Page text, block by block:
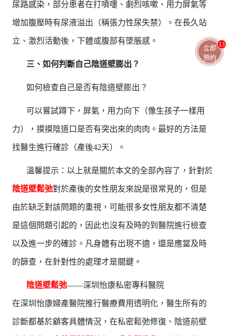
尿路感染，部分患者在打噴嚏、劇烈咳嗽、用力屏氣等
增加腹壓時有尿液溢出（稱張力性尿失禁）。在長久站
立、激烈活動後，下體或腹部有墜脹感。
三、如何判斷自己陰道壁膨出？
如何檢查自己是否有陰道壁膨出？
可以嘗試蹲下，屏氣，用力向下（像生孩子一樣用
力），摸摸陰道口是否有突出來的肉肉。最好的方法是
找醫生進行確診（產後42天）。
溫馨提示：以上就是關於本文的全部內容了，針對於
陰道壁鬆弛對於產後的女性朋友來說是很常見的，但是
由於缺乏對該問題的重視，可能很多女性朋友都不清楚
是這個問題引起的，因此也沒有及時的到醫院進行檢查
以及進一步的確診。凡身體有出現不適，還是應當及時
的篩查，在針對性的處理才是關鍵。
陰道壁鬆弛——深圳怡康私密專科醫院
在深圳怡康婦產醫院推行醫療費用透明化，醫生所有的
診斷都基於顧客具體情況，在私密鬆弛修復、陰道前壁
立即
預約
13